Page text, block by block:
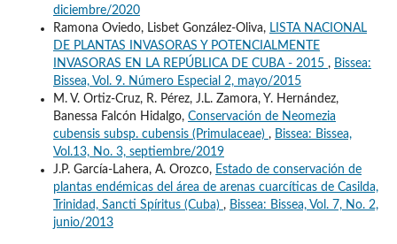
diciembre/2020
Ramona Oviedo, Lisbet González-Oliva, LISTA NACIONAL
DE PLANTAS INVASORAS Y POTENCIALMENTE
INVASORAS EN LA REPÚBLICA DE CUBA - 2015 , Bissea:
Bissea, Vol. 9. Número Especial 2, mayo/2015
M. V. Ortiz-Cruz, R. Pérez, J.L. Zamora, Y. Hernández,
Banessa Falcón Hidalgo, Conservación de Neomezia
cubensis subsp. cubensis (Primulaceae) , Bissea: Bissea,
Vol.13, No. 3, septiembre/2019
J.P. García-Lahera, A. Orozco, Estado de conservación de
plantas endémicas del área de arenas cuarcíticas de Casilda,
Trinidad, Sancti Spíritus (Cuba) , Bissea: Bissea, Vol. 7, No. 2,
junio/2013